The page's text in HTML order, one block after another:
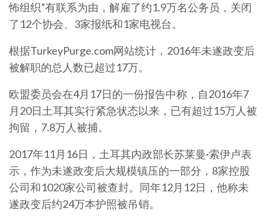
怖组织”有联系为由，解雇了约1.9万名公务员，关闭
了12个协会、3家报纸和1家电视台。
根据TurkeyPurge.com网站统计，2016年未遂政变后
被解职的总人数已超过17万。
欧盟委员会在4月17日的一份报告中称，自2016年7
月20日土耳其实行紧急状态以来，已有超过15万人被
拘留，7.8万人被捕。
2017年11月16日，土耳其内政部长苏莱曼·索伊卢表
示，作为未遂政变后大规模镇压的一部分，8家控股
公司和1020家公司被查封。同年12月12日，他称未
遂政变后约24万本护照被吊销。